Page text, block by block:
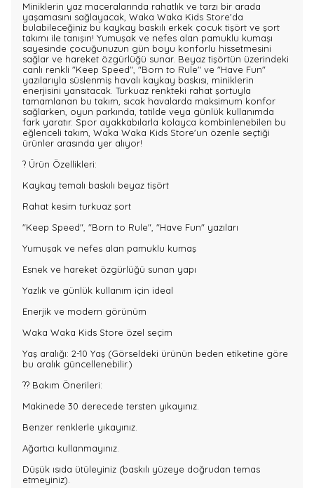
Miniklerin yaz maceralarında rahatlık ve tarzı bir arada
yaşamasını sağlayacak, Waka Waka Kids Store'da
bulabileceğiniz bu kaykay baskılı erkek çocuk tişört ve şort
takımı ile tanışın! Yumuşak ve nefes alan pamuklu kumaşı
sayesinde çocuğunuzun gün boyu konforlu hissetmesini
sağlar ve hareket özgürlüğü sunar. Beyaz tişörtün üzerindeki
canlı renkli "Keep Speed", "Born to Rule" ve "Have Fun"
yazılarıyla süslenmiş havalı kaykay baskısı, miniklerin
enerjisini yansıtacak. Turkuaz renkteki rahat şortuyla
tamamlanan bu takım, sıcak havalarda maksimum konfor
sağlarken, oyun parkında, tatilde veya günlük kullanımda
fark yaratır. Spor ayakkabılarla kolayca kombinlenebilen bu
eğlenceli takım, Waka Waka Kids Store'un özenle seçtiği
ürünler arasında yer alıyor!
? Ürün Özellikleri:
Kaykay temalı baskılı beyaz tişört
Rahat kesim turkuaz şort
"Keep Speed", "Born to Rule", "Have Fun" yazıları
Yumuşak ve nefes alan pamuklu kumaş
Esnek ve hareket özgürlüğü sunan yapı
Yazlık ve günlük kullanım için ideal
Enerjik ve modern görünüm
Waka Waka Kids Store özel seçim
Yaş aralığı: 2-10 Yaş (Görseldeki ürünün beden etiketine göre
bu aralık güncellenebilir.)
?? Bakım Önerileri:
Makinede 30 derecede tersten yıkayınız.
Benzer renklerle yıkayınız.
Ağartıcı kullanmayınız.
Düşük ısıda ütüleyiniz (baskılı yüzeye doğrudan temas
etmeyiniz).